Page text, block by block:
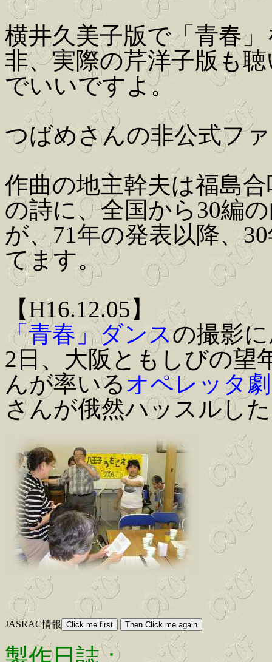
横井久美子版で「青春
非、実際の芹洋子版も
でいいですよ。
つばめさんの非公式フ
作曲の地主幹夫は福島
の詩に、全国から30編
が、71年の発表以降、
てます。
【H16.12.05】
「青春」ダンスの撮影
2日、大阪ともしびの望
んが率いるオペレッタ
さんが俄然ハッスルし
JASRAC情報